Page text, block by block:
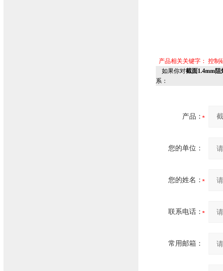
产品相关关键字： 控制
如果你对截面1.4mm
系：
产品：
您的单位：
您的姓名：
联系电话：
常用邮箱：